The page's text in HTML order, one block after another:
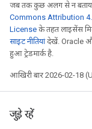
जब तक कुछ अलग से न बताया
Commons Attribution
License के तहत लाइसेंस
साइट नीतियांदेखें. Oracle
हुआ ट्रेडमार्क है.
आखिरी बार 2026-02-18
जुड़े रहें